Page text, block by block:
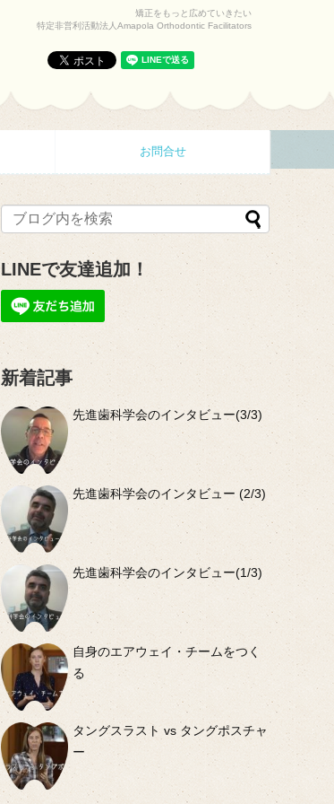
矯正をもっと広めていきたい
特定非営利活動法人Amapola Orthodontic Facilitators
お問合せ
LINEで友達追加！
新着記事
先進歯科学会のインタビュー(3/3)
先進歯科学会のインタビュー (2/3)
先進歯科学会のインタビュー(1/3)
自身のエアウェイ・チームをつく
る
タングスラスト vs タングポスチャ
ー